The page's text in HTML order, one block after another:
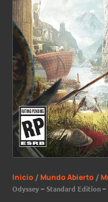
Inicio /Mundo Abierto /
Odyssey – Standard Edition